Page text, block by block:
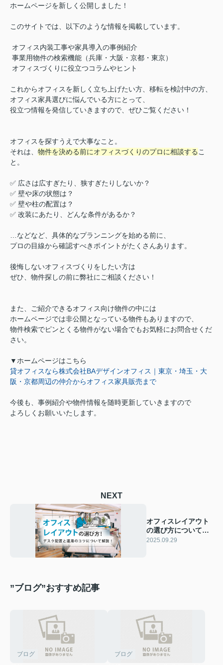
ホームページを新しく公開しました！
このサイトでは、以下のような情報を掲載しています。
オフィス内装工事や家具導入の事例紹介
事業用物件の検索機能（兵庫・大阪・京都・東京）
オフィスづくりに役立つコラムやヒント
これからオフィスを新しく立ち上げたい方、移転を検討中の方、
オフィス家具選びに悩んでいる方にとって、
役立つ情報を発信していきますので、ぜひご覧ください！
オフィスを探すうえで大事なこと。
それは、 物件を決める前にオフィスづくりのプロに相談するこ
と。
✅ 広さは広すぎたり、狭すぎたりしないか？
✅ 壁や床の状態は？
✅ 壁や柱の配置は？
✅ 改装にあたり、どんな条件があるか？
…などなど、具体的なプランニングを始める前に、
プロの目線から確認すべきポイントがたくさんあります。
後悔しないオフィスづくりをしたい方は
ぜひ、物件探しの前に弊社にご相談ください！
また、ご紹介できるオフィス向け物件の中には
ホームページでは非公開となっている物件もありますので、
物件検索でピンとくる物件がない場合でもお気軽にお問合せくだ
さい。
▼ホームページはこちら
貸オフィスなら株式会社BAデザインオフィス｜東京・埼玉・大
阪・京都周辺の仲介からオフィス家具販売まで
今後も、事例紹介や物件情報を随時更新していきますので
よろしくお願いいたします。
NEXT
オフィスレイアウト
の選び方について！
デスク配置と運用の
2025.09.29
”ブログ”おすすめ記事
ブログ ブログ